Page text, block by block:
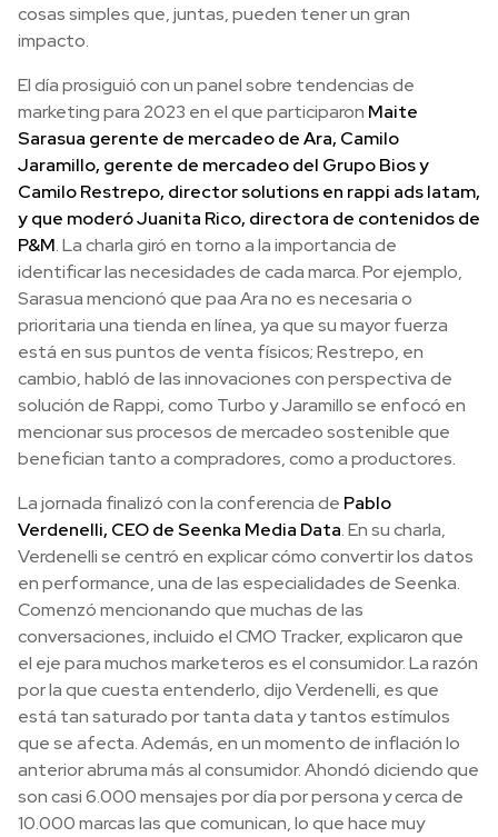
cosas simples que, juntas, pueden tener un gran
impacto.
El día prosiguió con un panel sobre tendencias de
marketing para 2023 en el que participaron Maite
Sarasua gerente de mercadeo de Ara, Camilo
Jaramillo, gerente de mercadeo del Grupo Bios y
Camilo Restrepo, director solutions en rappi ads latam,
y que moderó Juanita Rico, directora de contenidos de
P&M. La charla giró en torno a la importancia de
identificar las necesidades de cada marca. Por ejemplo,
Sarasua mencionó que paa Ara no es necesaria o
prioritaria una tienda en línea, ya que su mayor fuerza
está en sus puntos de venta físicos; Restrepo, en
cambio, habló de las innovaciones con perspectiva de
solución de Rappi, como Turbo y Jaramillo se enfocó en
mencionar sus procesos de mercadeo sostenible que
benefician tanto a compradores, como a productores.
La jornada finalizó con la conferencia de Pablo
Verdenelli, CEO de Seenka Media Data. En su charla,
Verdenelli se centró en explicar cómo convertir los datos
en performance, una de las especialidades de Seenka.
Comenzó mencionando que muchas de las
conversaciones, incluido el CMO Tracker, explicaron que
el eje para muchos marketeros es el consumidor. La razón
por la que cuesta entenderlo, dijo Verdenelli, es que
está tan saturado por tanta data y tantos estímulos
que se afecta. Además, en un momento de inflación lo
anterior abruma más al consumidor. Ahondó diciendo que
son casi 6.000 mensajes por día por persona y cerca de
10.000 marcas las que comunican, lo que hace muy